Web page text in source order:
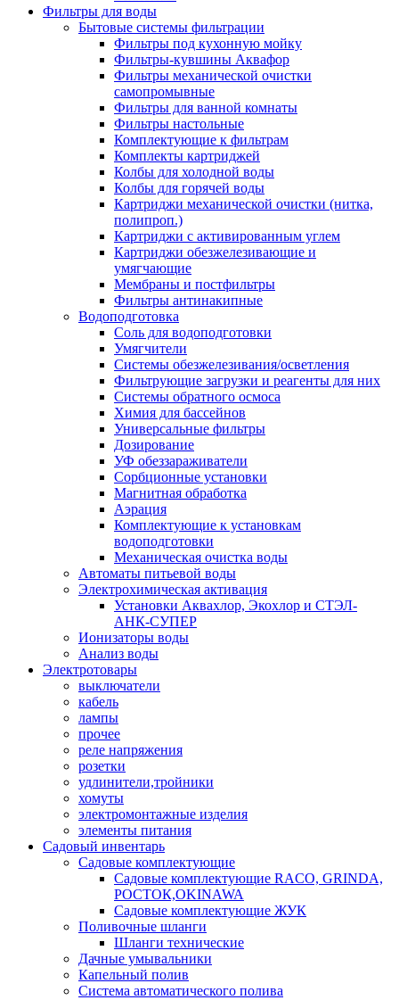
Фильтры для воды
Бытовые системы фильтрации
Фильтры под кухонную мойку
Фильтры-кувшины Аквафор
Фильтры механической очистки
самопромывные
Фильтры для ванной комнаты
Фильтры настольные
Комплектующие к фильтрам
Комплекты картриджей
Колбы для холодной воды
Колбы для горячей воды
Картриджи механической очистки (нитка,
полипроп.)
Картриджи с активированным углем
Картриджи обезжелезивающие и
умягчающие
Мембраны и постфильтры
Фильтры антинакипные
Водоподготовка
Соль для водоподготовки
Умягчители
Системы обезжелезивания/осветления
Фильтрующие загрузки и реагенты для них
Системы обратного осмоса
Химия для бассейнов
Универсальные фильтры
Дозирование
УФ обеззараживатели
Сорбционные установки
Магнитная обработка
Аэрация
Комплектующие к установкам
водоподготовки
Механическая очистка воды
Автоматы питьевой воды
Электрохимическая активация
Установки Аквахлор, Экохлор и СТЭЛ-
АНК-СУПЕР
Ионизаторы воды
Анализ воды
Электротовары
выключатели
кабель
лампы
прочее
реле напряжения
розетки
удлинители,тройники
хомуты
электромонтажные изделия
элементы питания
Садовый инвентарь
Садовые комплектующие
Садовые комплектующие RACO, GRINDA,
РОСТОК,OKINAWA
Садовые комплектующие ЖУК
Поливочные шланги
Шланги технические
Дачные умывальники
Капельный полив
Система автоматического полива